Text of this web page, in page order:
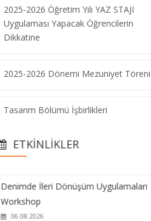
2025-2026 Öğretim Yılı YAZ STAJI
Uygulaması Yapacak Öğrencilerin
Dikkatine
2025-2026 Dönemi Mezuniyet Töreni
Tasarım Bölümü İşbirlikleri
2025-2026 Eğitim Öğretim Yılı Yeni
2025-2026 Öğretim Yılı Mezuniyet
ETKINLIKLER
Tasarım Bölümü Türkiye Tasarım
Türkiye İnovasyon ve Girişimcilik
13.11.2020
Denimde İleri Dönüşüm Uygulamaları
Workshop
06.08.2026